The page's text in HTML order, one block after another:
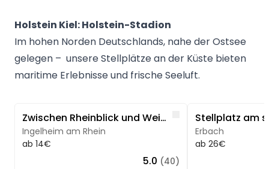
Holstein Kiel: Holstein-Stadion
Im hohen Norden Deutschlands, nahe der Ostsee
gelegen – unsere Stellplätze an der Küste bieten
maritime Erlebnisse und frische Seeluft.
Zwischen Rheinblick und Weinbergen
Ingelheim am Rhein
ab 14€
Like
5.0 (40)
Erbach
ab 26€